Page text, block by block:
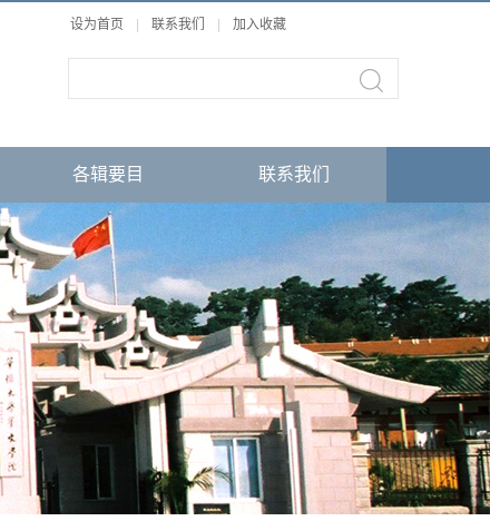
设为首页 联系我们 加入收藏
各辑要目 联系我们